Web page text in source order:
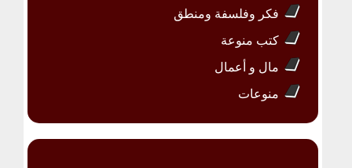
فكر وفلسفة ومنطق
كتب منوعة
مال و أعمال
منوعات